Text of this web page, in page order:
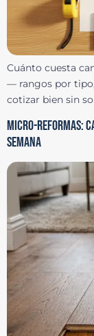
Cuánto cuesta
— rangos por
cotizar bien sin
MICRO-REFORMAS:
SEMANA